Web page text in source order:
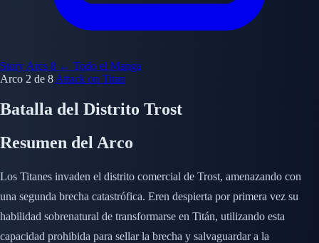
Story Arcs 8 ← Todo el Manga
Arco 2 de 8 Attack on Titan
Batalla del Distrito Trost
Resumen del Arco
Los Titanes invaden el distrito comercial de Trost, amenazando con
una segunda brecha catastrófica. Eren despierta por primera vez su
habilidad sobrenatural de transformarse en Titán, utilizando esta
capacidad prohibida para sellar la brecha y salvaguardar a la